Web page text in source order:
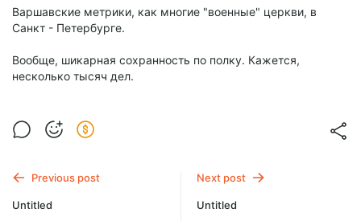
Варшавские метрики, как многие "военные" церкви, в
Санкт - Петербурге.
Вообще, шикарная сохранность по полку. Кажется,
несколько тысяч дел.
Previous post
Untitled
Next post
Untitled